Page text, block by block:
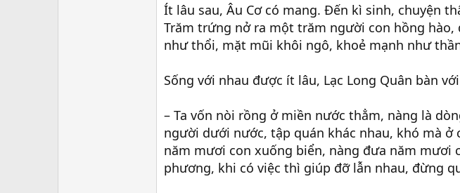
Ít lâu sau, Âu Cơ có mang. Đến kì sinh, chuyện
Trăm trứng nở ra một trăm người con hồng
như thổi, mặt mũi khôi ngô, khoẻ mạnh như
Sống với nhau được ít lâu, Lạc Long Quân bàn
– Ta vốn nòi rồng ở miền nước thẳm, nàng là
người dưới nước, tập quán khác nhau, khó mà ở
năm mươi con xuống biển, nàng đưa năm mươi
phương, khi có việc thì giúp đỡ lẫn nhau, đừng